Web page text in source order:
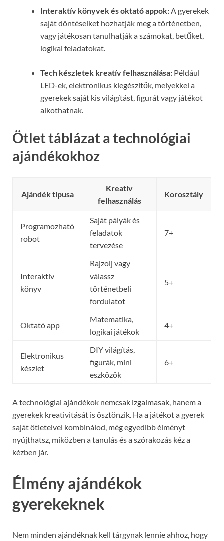
Interaktív könyvek és oktató appok: A gyerekek
saját döntéseiket hozhatják meg a történetben,
vagy játékosan tanulhatják a számokat, betűket,
logikai feladatokat.
Tech készletek kreatív felhasználása: Például
LED-ek, elektronikus kiegészítők, melyekkel a
gyerekek saját kis világítást, figurát vagy játékot
alkothatnak.
Ötlet táblázat a technológiai
ajándékokhoz
Ajándék típusa
Kreatív
felhasználás
Korosztály
Programozható
robot
Saját pályák és
feladatok
tervezése
7+
Interaktív
könyv
Rajzolj vagy
válassz
történetbeli
fordulatot
5+
Oktató app
Matematika,
logikai játékok
4+
Elektronikus
készlet
DIY világítás,
figurák, mini
eszközök
6+
A technológiai ajándékok nemcsak izgalmasak, hanem a
gyerekek kreativitását is ösztönzik. Ha a játékot a gyerek
saját ötleteivel kombinálod, még egyedibb élményt
nyújthatsz, miközben a tanulás és a szórakozás kéz a
kézben jár.
Élmény ajándékok
gyerekeknek
Nem minden ajándéknak kell tárgynak lennie ahhoz, hogy